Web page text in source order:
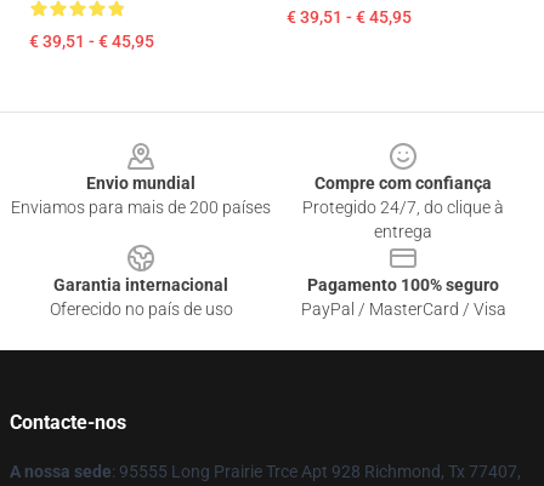
€ 39,51 - € 45,95
€ 39,51 - € 45,95
Envio mundial
Enviamos para mais de 200 países
Compre com confiança
Protegido 24/7, do clique à
entrega
Garantia internacional
Oferecido no país de uso
Pagamento 100% seguro
PayPal / MasterCard / Visa
Contacte-nos
A nossa sede: 95555 Long Prairie Trce Apt 928 Richmond, Tx 77407,